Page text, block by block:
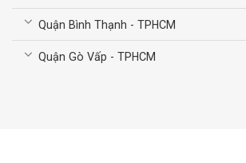
Quận Bình Thạnh - TPHCM
Quận Gò Vấp - TPHCM